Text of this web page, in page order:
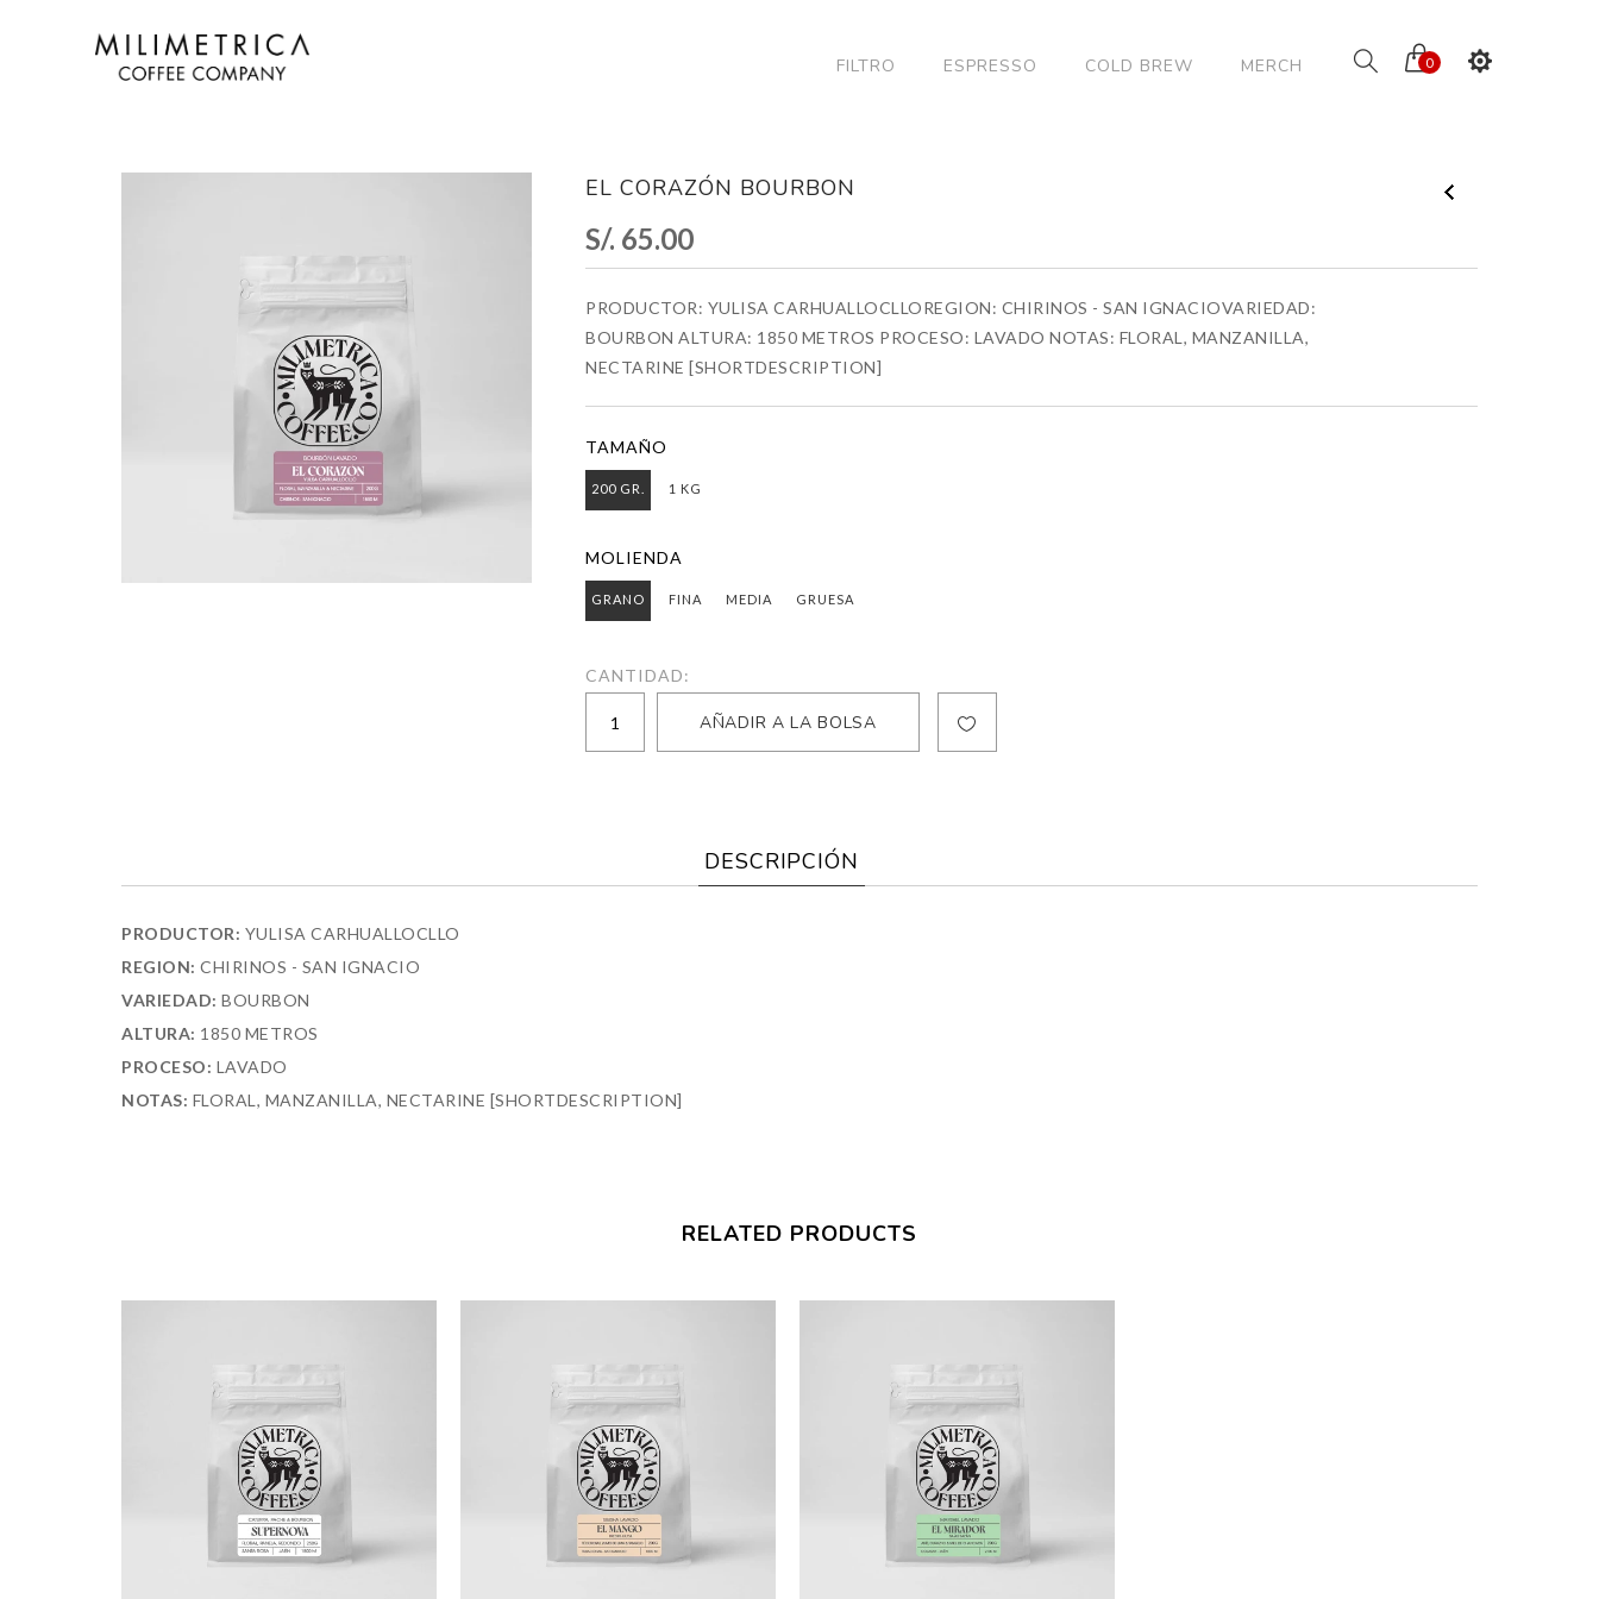
0
FILTRO ESPRESSO COLD BREW MERCH
EL CORAZÓN BOURBON
S/. 65.00
PRODUCTOR: YULISA CARHUALLOCLLOREGION: CHIRINOS - SAN IGNACIOVARIEDAD:
BOURBON ALTURA: 1850 METROS PROCESO: LAVADO NOTAS: FLORAL, MANZANILLA,
NECTARINE [SHORTDESCRIPTION]
TAMAÑO
200 GR. 1 KG
MOLIENDA
GRANO FINA MEDIA GRUESA
CANTIDAD:
DESCRIPCIÓN
PRODUCTOR: YULISA CARHUALLOCLLO
REGION: CHIRINOS - SAN IGNACIO
VARIEDAD: BOURBON
ALTURA: 1850 METROS
PROCESO: LAVADO
NOTAS: FLORAL, MANZANILLA, NECTARINE [SHORTDESCRIPTION]
RELATED PRODUCTS